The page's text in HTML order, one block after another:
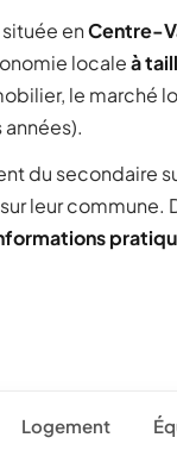
située enCentre-
localeà
le marché
années).
du secondaire
leur commune.
Logement